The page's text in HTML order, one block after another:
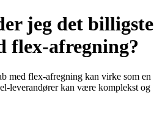
jeg det billigste
flex-afregning?
med flex-afregning kan virke som en
leverandører kan være komplekst og